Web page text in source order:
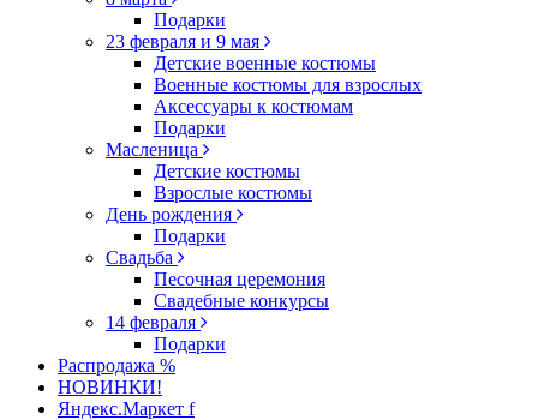
Подарки
23 февраля и 9 мая
Детские военные костюмы
Военные костюмы для взрослых
Аксессуары к костюмам
Подарки
Масленица
Детские костюмы
Взрослые костюмы
День рождения
Подарки
Свадьба
Песочная церемония
Свадебные конкурсы
14 февраля
Подарки
Распродажа %
НОВИНКИ!
Яндекс.Маркет f